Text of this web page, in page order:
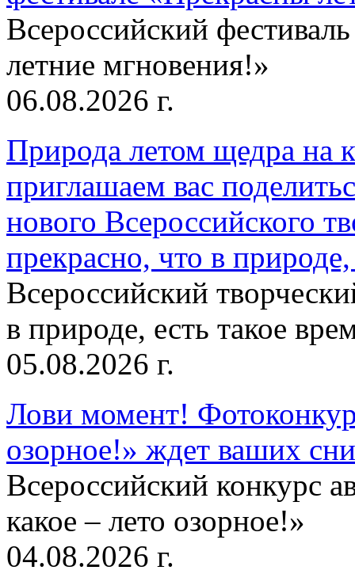
Всероссийский
летние мгновения!»
06.08.2026 г.
Природа летом щедра на
приглашаем вас
нового Всероссийского
прекрасно, что в
Всероссийский
в природе, есть такое
05.08.2026 г.
Лови момент!
озорное!» ждет ваших
Всероссийский конкурс
какое – лето озорное!»
04.08.2026 г.